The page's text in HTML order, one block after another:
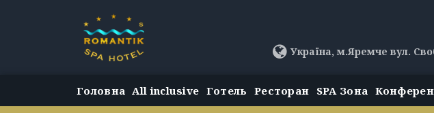
Україна, м.Яремче вул.
Головна All inclusive Готель Ресторан SPA Зона